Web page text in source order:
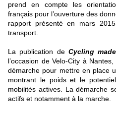
prend en compte les
français pour l’ouverture des
rapport présenté en mars
transport.
La publication de Cycling
l’occasion de Velo-City à
démarche pour mettre en place
montrant le poids et le
mobilités actives. La démarche
actifs et notamment à la marche.